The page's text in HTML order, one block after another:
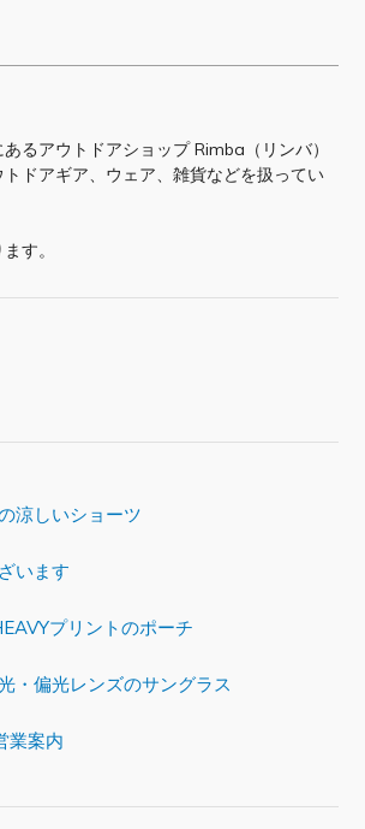
るアウトドアショップ Rimba（リンバ）
ドアギア、ウェア、雑貨などを扱ってい
す。
涼しいショーツ
います
プリントのポーチ
・偏光レンズのサングラス
業案内